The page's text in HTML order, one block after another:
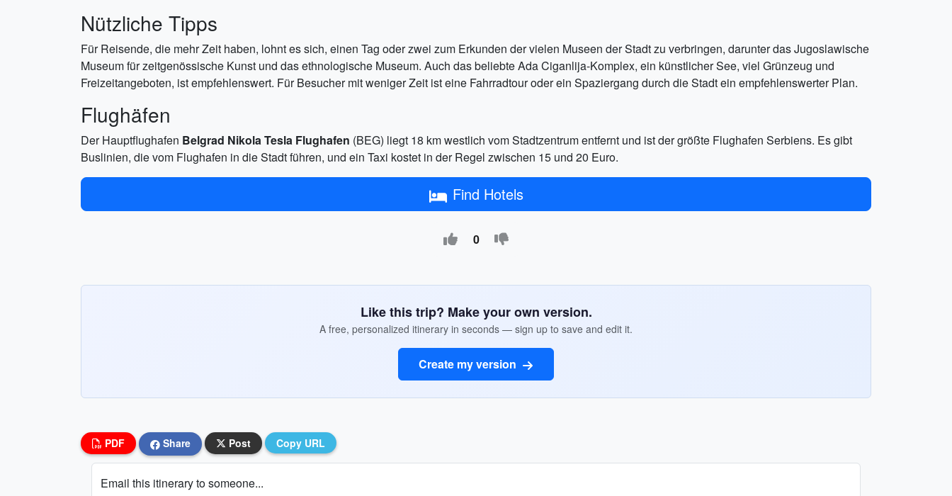
Nützliche Tipps
Für Reisende, die mehr Zeit haben, lohnt es sich, einen Tag oder zwei zum Erkunden der vielen Museen der Stadt zu verbringen, darunter das Jugoslawische
Museum für zeitgenössische Kunst und das ethnologische Museum. Auch das beliebte Ada Ciganlija-Komplex, ein künstlicher See, viel Grünzeug und
Freizeitangeboten, ist empfehlenswert. Für Besucher mit weniger Zeit ist eine Fahrradtour oder ein Spaziergang durch die Stadt ein empfehlenswerter Plan.
Flughäfen
Der Hauptflughafen Belgrad Nikola Tesla Flughafen (BEG) liegt 18 km westlich vom Stadtzentrum entfernt und ist der größte Flughafen Serbiens. Es gibt
Buslinien, die vom Flughafen in die Stadt führen, und ein Taxi kostet in der Regel zwischen 15 und 20 Euro.
Find Hotels
0
Like this trip? Make your own version.
A free, personalized itinerary in seconds — sign up to save and edit it.
Create my version
PDF Share Post Copy URL
Email this itinerary to someone...